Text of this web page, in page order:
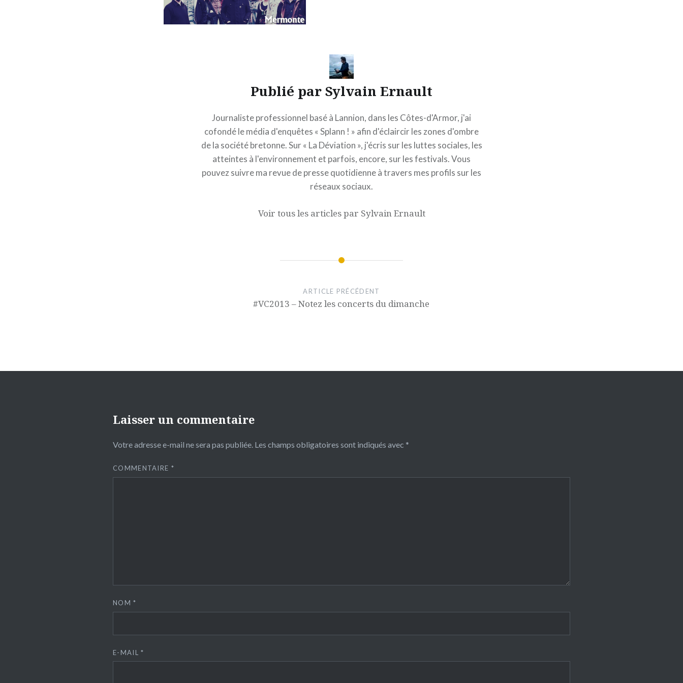
Publié parSylvain Ernault
Journaliste professionnel basé à Lannion, dans les Côtes-d'Armor, j'ai
cofondé le média d'enquêtes « Splann ! » afin d'éclaircir les zones d'ombre
de la société bretonne. Sur « La Déviation », j'écris sur les luttes sociales, les
atteintes à l'environnement et parfois, encore, sur les festivals. Vous
pouvez suivre ma revue de presse quotidienne à travers mes profils sur les
réseaux sociaux.
Voir tous les articles par Sylvain Ernault
ARTICLE PRÉCÉDENT
#VC2013 – Notez les concerts du dimanche
Laisser un commentaire
Votre adresse e-mail ne sera pas publiée. Les champs obligatoires sont indiqués avec *
COMMENTAIRE *
NOM*
E-MAIL*